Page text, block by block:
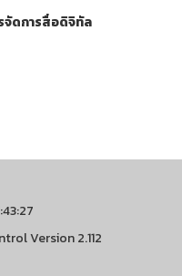
จัดการสื่อดิจิทัล
Version 2.112